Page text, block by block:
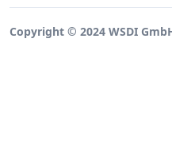
Copyright © 2024 WSDI